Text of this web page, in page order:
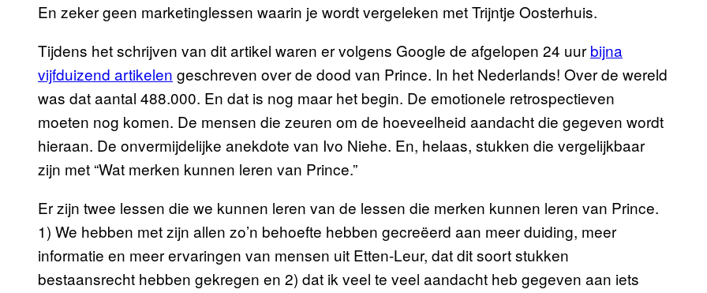
En zeker geen marketinglessen waarin je wordt vergeleken met Trijntje Oosterhuis.
Tijdens het schrijven van dit artikel waren er volgens Google de afgelopen 24 uur bijna
vijfduizend artikelen geschreven over de dood van Prince. In het Nederlands! Over de wereld
was dat aantal 488.000. En dat is nog maar het begin. De emotionele retrospectieven
moeten nog komen. De mensen die zeuren om de hoeveelheid aandacht die gegeven wordt
hieraan. De onvermijdelijke anekdote van Ivo Niehe. En, helaas, stukken die vergelijkbaar
zijn met “Wat merken kunnen leren van Prince.”
Er zijn twee lessen die we kunnen leren van de lessen die merken kunnen leren van Prince.
1) We hebben met zijn allen zo’n behoefte hebben gecreëerd aan meer duiding, meer
informatie en meer ervaringen van mensen uit Etten-Leur, dat dit soort stukken
bestaansrecht hebben gekregen en 2) dat ik veel te veel aandacht heb gegeven aan iets